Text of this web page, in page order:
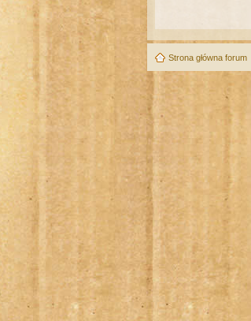
Strona główna forum